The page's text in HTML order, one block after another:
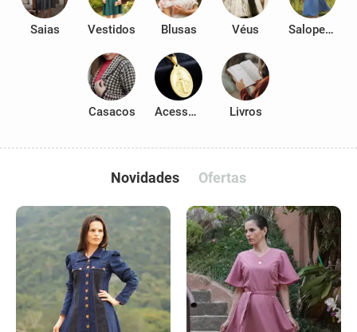
Saias Vestidos Blusas Véus Salopetes
Casacos Acessórios Livros
Novidades Ofertas